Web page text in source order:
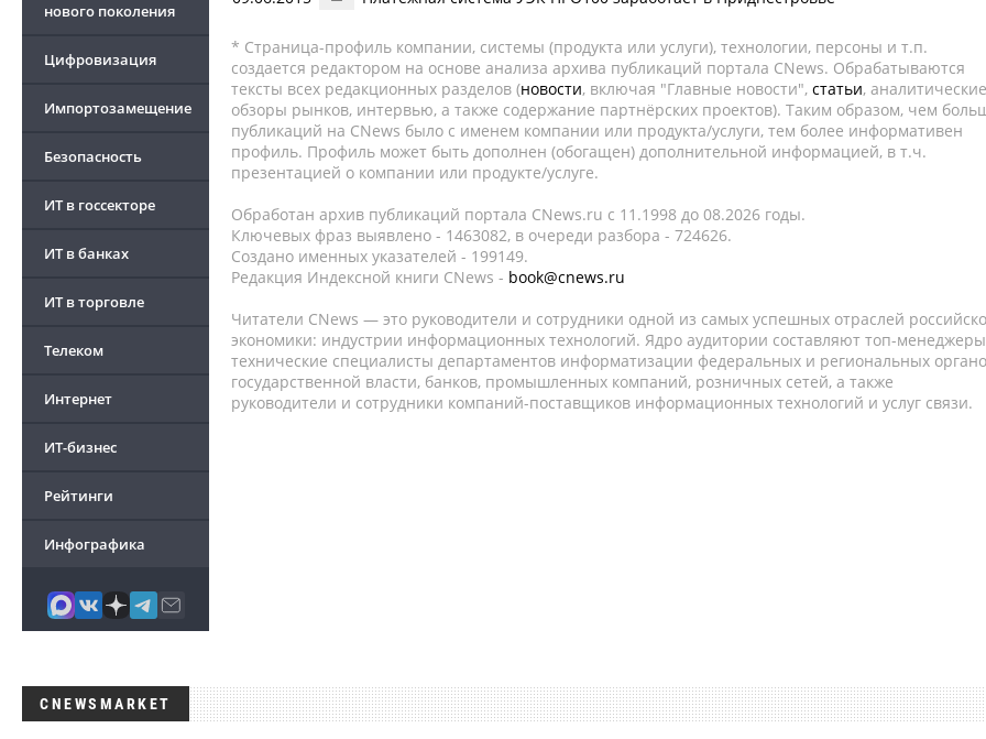
нового поколения
Цифровизация
Импортозамещение
Безопасность
ИТ в госсекторе
ИТ в банках
ИТ в торговле
Телеком
Интернет
ИТ-бизнес
Рейтинги
Инфографика
* Страница-профиль компании, системы (продукта или услуги), технологии, персоны и т.п.
создается редактором на основе анализа архива публикаций портала CNews. Обрабатываются
тексты всех редакционных разделов (новости, включая "Главные новости", статьи, аналитические
обзоры рынков, интервью, а также содержание партнёрских проектов). Таким образом, чем
публикаций на CNews было с именем компании или продукта/услуги, тем более информативен
профиль. Профиль может быть дополнен (обогащен) дополнительной информацией, в т.ч.
презентацией о компании или продукте/услуге.
Обработан архив публикаций портала CNews.ru c 11.1998 до 08.2026 годы.
Ключевых фраз выявлено - 1463082, в очереди разбора - 724626.
Создано именных указателей - 199149.
Редакция Индексной книги CNews - book@cnews.ru
Читатели CNews — это руководители и сотрудники одной из самых успешных отраслей
экономики: индустрии информационных технологий. Ядро аудитории составляют топ-
технические специалисты департаментов информатизации федеральных и региональных
государственной власти, банков, промышленных компаний, розничных сетей, а также
руководители и сотрудники компаний-поставщиков информационных технологий и услуг связи.
CNEWSMARKET